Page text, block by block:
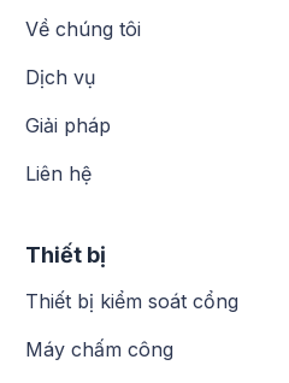
Về chúng tôi
Dịch vụ
Giải pháp
Liên hệ
Thiết bị
Thiết bị kiểm soát cổng
Máy chấm công